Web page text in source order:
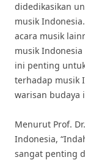
didedikasikan
musik
acara musik
musik
ini penting
terhadap musik
warisan budaya
Menurut Prof.
Indonesia,
sangat penting